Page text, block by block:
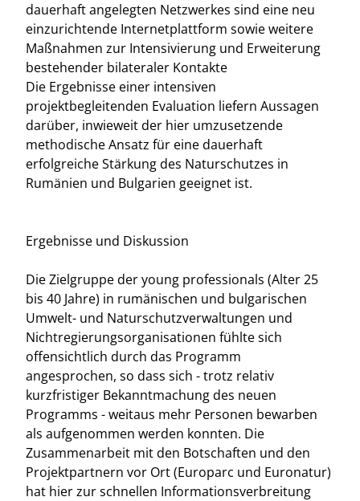
dauerhaft angelegten Netzwerkes sind eine neu
einzurichtende Internetplattform sowie weitere
Maßnahmen zur Intensivierung und Erweiterung
bestehender bilateraler Kontakte
Die Ergebnisse einer intensiven
projektbegleitenden Evaluation liefern Aussagen
darüber, inwieweit der hier umzusetzende
methodische Ansatz für eine dauerhaft
erfolgreiche Stärkung des Naturschutzes in
Rumänien und Bulgarien geeignet ist.
Ergebnisse und Diskussion
Die Zielgruppe der young professionals (Alter 25
bis 40 Jahre) in rumänischen und bulgarischen
Umwelt- und Naturschutzverwaltungen und
Nichtregierungsorganisationen fühlte sich
offensichtlich durch das Programm
angesprochen, so dass sich - trotz relativ
kurzfristiger Bekanntmachung des neuen
Programms - weitaus mehr Personen bewarben
als aufgenommen werden konnten. Die
Zusammenarbeit mit den Botschaften und den
Projektpartnern vor Ort (Europarc und Euronatur)
hat hier zur schnellen Informationsverbreitung